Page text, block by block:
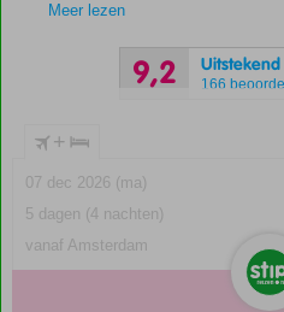
Meer lezen
9,2 Uitstekend
166
+
07 dec 2026 (ma)
5 dagen (4 nachten)
vanaf Amsterdam